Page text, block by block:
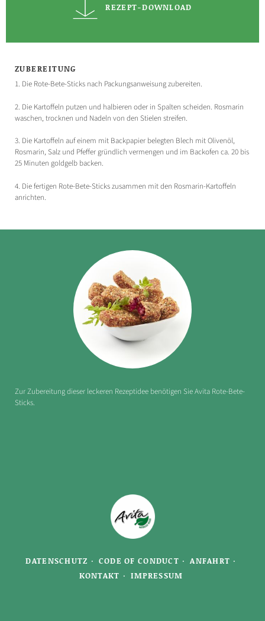
REZEPT-DOWNLOAD
Zur Zubereitung dieser leckeren Rezeptidee benötigen Sie Avita Rote-Bete-
Sticks.
ZUBEREITUNG
1. Die Rote-Bete-Sticks nach Packungsanweisung zubereiten.
2. Die Kartoffeln putzen und halbieren oder in Spalten scheiden. Rosmarin
waschen, trocknen und Nadeln von den Stielen streifen.
3. Die Kartoffeln auf einem mit Backpapier belegten Blech mit Olivenöl,
Rosmarin, Salz und Pfeffer gründlich vermengen und im Backofen ca. 20 bis
25 Minuten goldgelb backen.
4. Die fertigen Rote-Bete-Sticks zusammen mit den Rosmarin-Kartoffeln
anrichten.
DATENSCHUTZ CODE OF CONDUCT
ANFAHRT
KONTAKT
IMPRESSUM